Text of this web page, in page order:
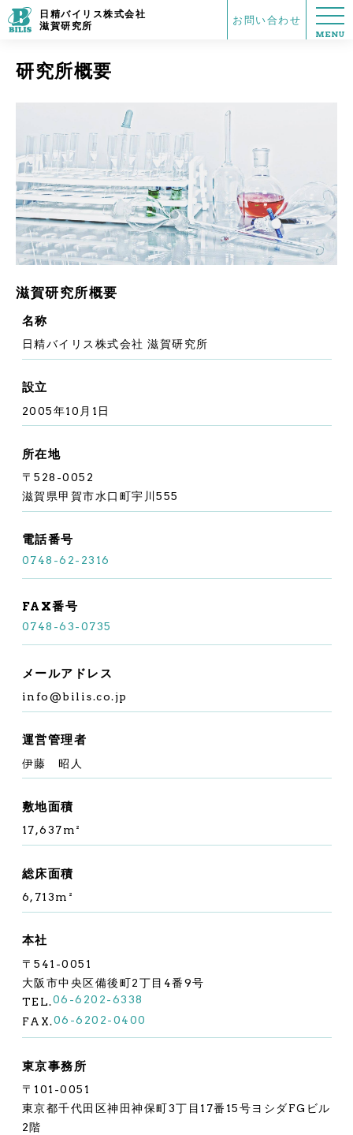
日精バイリス株式会社
滋賀研究所
お問い合わせ
MENU
研究所概要
滋賀研究所概要
名称
日精バイリス株式会社 滋賀研究所
設立
2005年10月1日
所在地
〒528-0052
滋賀県甲賀市水口町宇川555
電話番号
0748-62-2316
FAX番号
0748-63-0735
メールアドレス
info@bilis.co.jp
運営管理者
伊藤 昭人
敷地面積
17,637m²
総床面積
6,713m²
本社
〒541-0051
大阪市中央区備後町2丁目4番9号
TEL.06-6202-6338
FAX.06-6202-0400
東京事務所
〒101-0051
東京都千代田区神田神保町3丁目17番15号ヨシダFGビル
2階